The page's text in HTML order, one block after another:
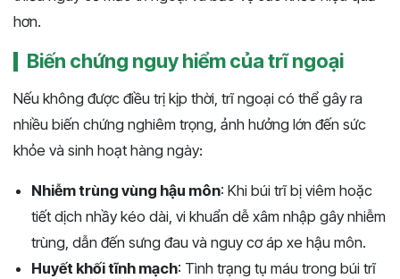
hơn.
Biến chứng nguy hiểm của trĩ ngoại
Nếu không được điều trị kịp thời, trĩ ngoại có thể gây ra
nhiều biến chứng nghiêm trọng, ảnh hưởng lớn đến sức
khỏe và sinh hoạt hàng ngày:
Nhiễm trùng vùng hậu môn: Khi búi trĩ bị viêm hoặc
tiết dịch nhầy kéo dài, vi khuẩn dễ xâm nhập gây nhiễm
trùng, dẫn đến sưng đau và nguy cơ áp xe hậu môn.
Huyết khối tĩnh mạch: Tình trạng tụ máu trong búi trĩ